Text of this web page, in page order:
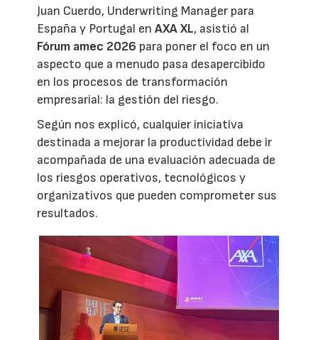
Juan Cuerdo, Underwriting Manager para
España y Portugal enAXA XL, asistió al
Fórum amec 2026 para poner el foco en un
aspecto que a menudo pasa desapercibido
en los procesos de transformación
empresarial: la gestión del riesgo.
Según nos explicó, cualquier iniciativa
destinada a mejorar la productividad debe ir
acompañada de una evaluación adecuada de
los riesgos operativos, tecnológicos y
organizativos que pueden comprometer sus
resultados.